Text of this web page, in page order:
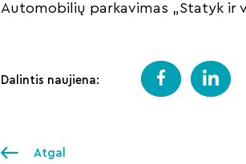
Automobilių parkavimas „Statyk ir
Dalintis naujiena:
Atgal